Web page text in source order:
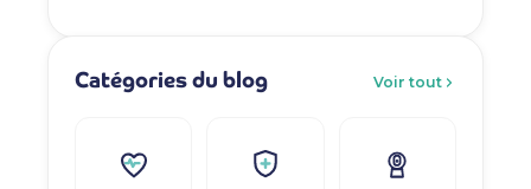
Catégories du blog Voir tout